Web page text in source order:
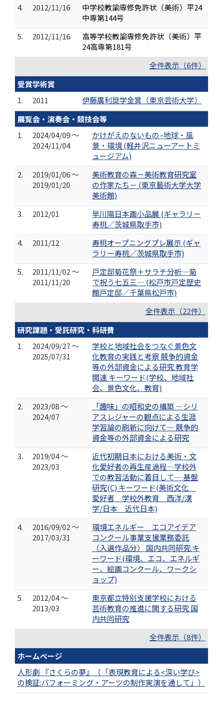
4.
2012/11/16
中学校教諭専修免許状（美術）平24
中専第144号
5.
2012/11/16
高等学校教諭専修免許状（美術）平
24高専第181号
全件表示（6件）
受賞学術賞
1.
2011
伊藤廣利奨学金賞（東京芸術大学）
展覧会・演奏会・競技会等
1.
2024/04/09 ～
2024/11/04
かけがえのないもの–地球・風
景・環境 (軽井沢ニューアートミ
ュージアム)
2.
2019/01/06 ～
2019/01/20
美術教育の森－美術教育研究室
の作家たち－ (東京藝術大学大学
美術館)
3.
2012/01
早川陽日本画小品展 (ギャラリー
寿桃／茨城県取手市)
4.
2011/12
寿桃オープニングプレ展示 (ギャ
ラリー寿桃／茨城県取手市)
5.
2011/11/02 ～
2011/11/20
戸定邸菊花祭＋サラチ分析―菊
で祝う七五三― (松戸市戸定歴史
館戸定邸／千葉県松戸市)
全件表示（22件）
研究課題・受託研究・科研費
1.
2024/09/27 ～
2025/07/31
学校と地域社会をつなぐ景色文
化教育の実践と考察 競争的資金
等の外部資金による研究 教育学
関連 キーワード(学校、地域社
会、景色文化、教育)
2.
2023/08 ～
2024/07
「趣味」の昭和史の構築 —シリ
アスレジャーの観点による生涯
学習論の刷新に向けて― 競争的
資金等の外部資金による研究
3.
2019/04 ～
2023/03
近代初期日本における美術・文
化愛好者の再生産過程―学校外
での教習活動に着目して― 基盤
研究(C) キーワード(美術文化
愛好者 学校外教育 西洋/漢
学/日本 近代日本)
4.
2016/09/02 ～
2017/03/31
環境エネルギー エコアイデア
コンクール事業支援業務委託
（入選作品分） 国内共同研究 キ
ーワード(環境、エコ、エネルギ
ー、絵画コンクール、ワークシ
ョップ)
5.
2012/04 ～
2013/03
東京都立特別支援学校における
芸術教育の推進に関する研究 国
内共同研究
全件表示（8件）
ホームページ
人形劇 『さくらの夢』（「表現教育による<深い学び>
の検証:パフォーミング・アーツの制作実演を通して」）